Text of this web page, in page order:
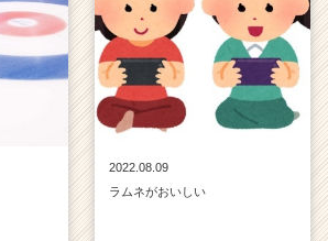
2022.08.09
ラムネがおいしい